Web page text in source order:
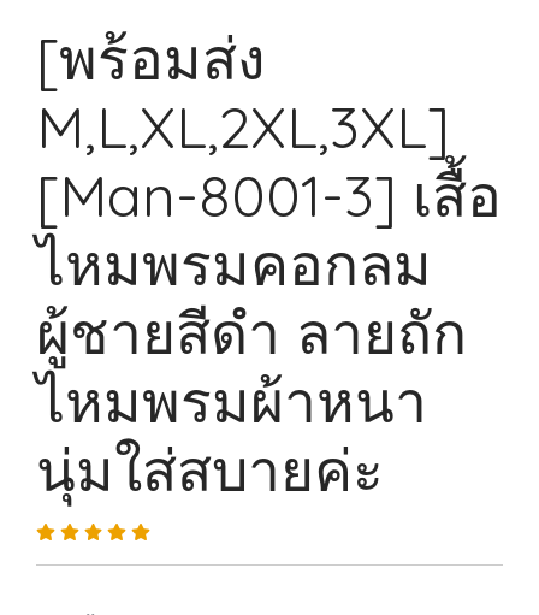
[พร้อมส่ง
M,L,XL,2XL,3XL]
[Man-8001-3] เสื้อ
ไหมพรมคอกลม
ผู้ชายสีดำ ลายถัก
ไหมพรมผ้าหนา
นุ่มใส่สบายค่ะ